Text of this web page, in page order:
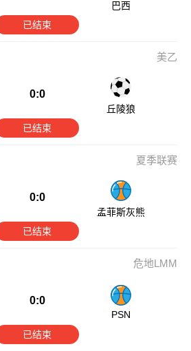
巴西
已结束
美乙
0:0
丘陵狼
已结束
夏季联赛
0:0
孟菲斯灰熊
已结束
危地LMM
0:0
PSN
已结束